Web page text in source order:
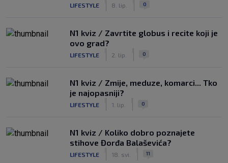
LIFESTYLE 8. lip. 0
N1 kviz / Zavrtite globus i recite koji je
ovo grad?
LIFESTYLE 2. lip. 0
N1 kviz / Zmije, meduze, komarci... Tko
je najopasniji?
LIFESTYLE 1. lip. 0
N1 kviz / Koliko dobro poznajete
stihove Đorđa Balaševića?
LIFESTYLE 18. svi. 11